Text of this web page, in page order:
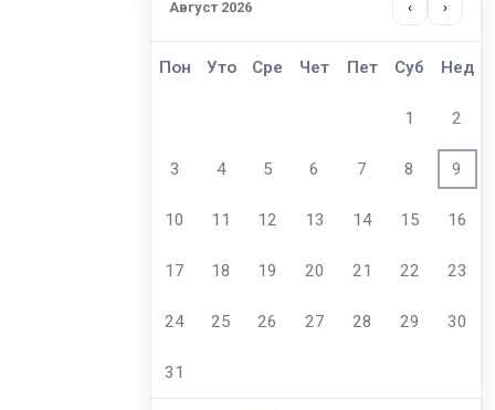
Август 2026 ‹ ›
Пон Уто Сре Чет Пет Суб Нед
1 2
3 4 5 6 7 8 9
10 11 12 13 14 15 16
17 18 19 20 21 22 23
24 25 26 27 28 29 30
31